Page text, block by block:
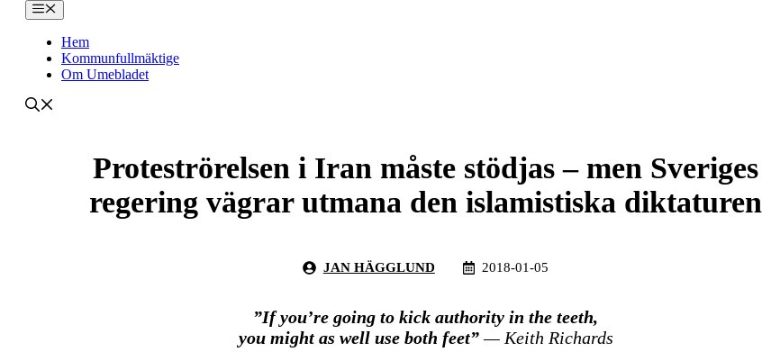
Meny
Hem
Kommunfullmäktige
Om Umebladet
Proteströrelsen i Iran måste stödjas – men Sveriges
regering vägrar utmana den islamistiska diktaturen
JAN HÄGGLUND 2018-01-05
”If you’re going to kick authority in the teeth,
you might as well use both feet”— Keith Richards